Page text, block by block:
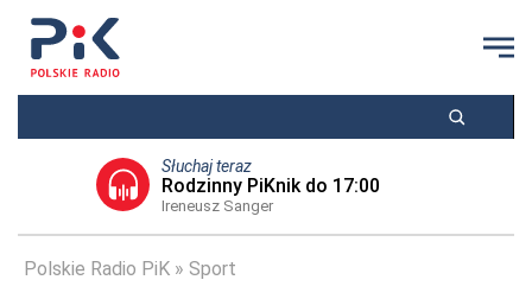
Słuchaj teraz
Rodzinny PiKnik do 17:00
Ireneusz Sanger
Polskie Radio PiK Sport